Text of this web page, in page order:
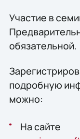
Участие в
обязательной.
подробную
можно:
На сайте